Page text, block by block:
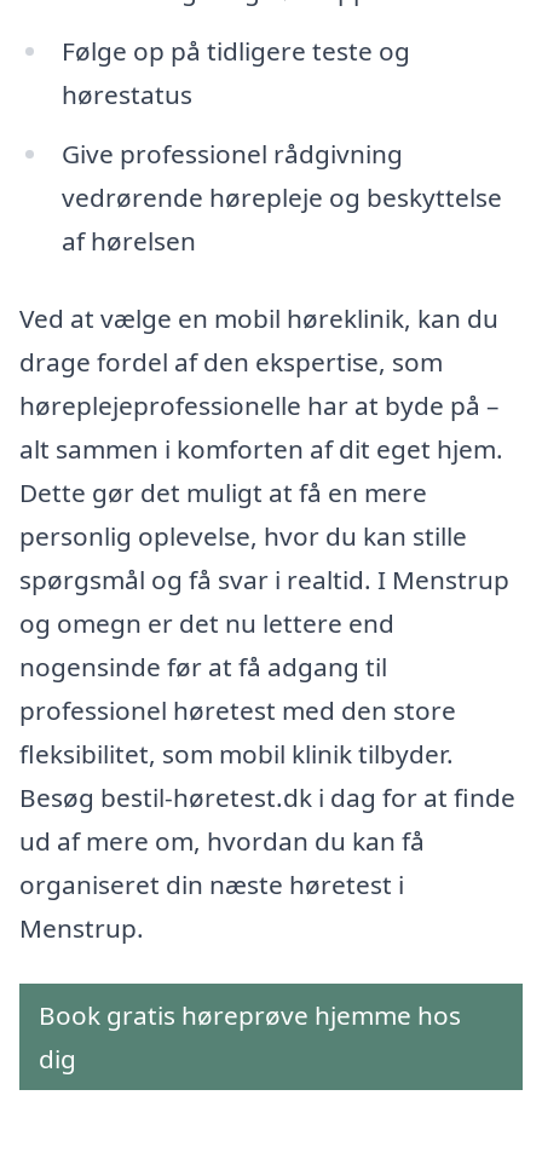
Følge op på tidligere teste og
hørestatus
Give professionel rådgivning
vedrørende hørepleje og beskyttelse
af hørelsen
Ved at vælge en mobil høreklinik, kan du
drage fordel af den ekspertise, som
høreplejeprofessionelle har at byde på –
alt sammen i komforten af dit eget hjem.
Dette gør det muligt at få en mere
personlig oplevelse, hvor du kan stille
spørgsmål og få svar i realtid. I Menstrup
og omegn er det nu lettere end
nogensinde før at få adgang til
professionel høretest med den store
fleksibilitet, som mobil klinik tilbyder.
Besøg bestil-høretest.dk i dag for at finde
ud af mere om, hvordan du kan få
organiseret din næste høretest i
Menstrup.
Book gratis høreprøve hjemme hos
dig